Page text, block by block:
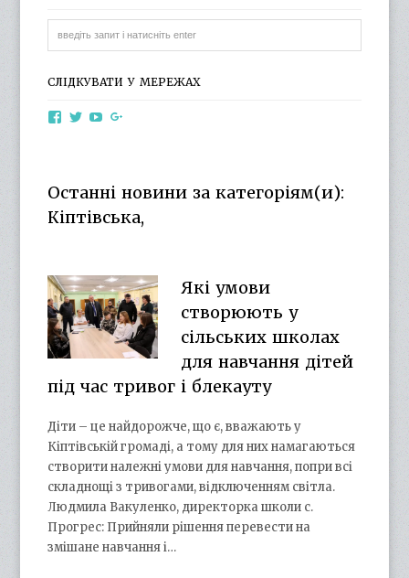
СЛІДКУВАТИ У МЕРЕЖАХ
ViewViewView
YouTube
Останні новини за категоріям(и):
Кіптівська,
Які умови
створюють у
сільських школах
для навчання дітей
під час тривог і блекауту
Діти – це найдорожче, що є, вважають у
Кіптівській громаді, а тому для них намагаються
створити належні умови для навчання, попри всі
складнощі з тривогами, відключенням світла.
Людмила Вакуленко, директорка школи с.
Прогрес: Прийняли рішення перевести на
змішане навчання і…